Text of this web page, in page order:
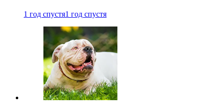
1 год спустя1 год спустя